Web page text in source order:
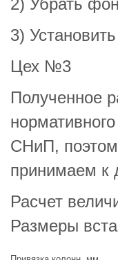
2) Убрать
3)
Цех №3
Полученное
СНиП,
принимаем к
Расчет
Размеры